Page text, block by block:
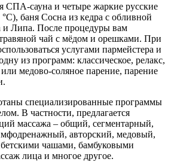
СПА-сауна и четыре жаркие русские
баня Сосна из кедра с обливной
Липа. После процедуры вам
чай с мёдом и орешками. При
услугами пармейстера и
из программ: классическое, релакс,
медово-соляное парение, парение
специализированные программы
В частности, предлагается
массажа – общий, сегментарный,
авторский, медовый,
чашами, бамбуковыми
лица и многое другое.